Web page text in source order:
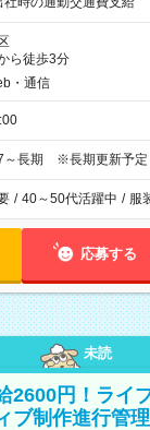
ら徒歩3分
・通信
～長期 ※長期更新予
/ 40～50代活躍中 / 服
応募する
未読
2600円！ライ
ブ制作進行管理